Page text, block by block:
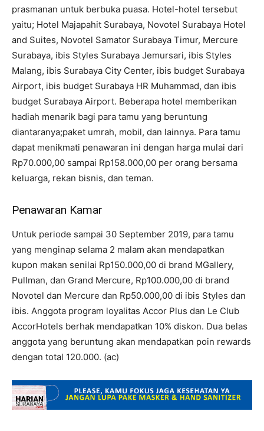
prasmanan untuk berbuka puasa. Hotel-hotel tersebut
yaitu; Hotel Majapahit Surabaya, Novotel Surabaya Hotel
and Suites, Novotel Samator Surabaya Timur, Mercure
Surabaya, ibis Styles Surabaya Jemursari, ibis Styles
Malang, ibis Surabaya City Center, ibis budget Surabaya
Airport, ibis budget Surabaya HR Muhammad, dan ibis
budget Surabaya Airport. Beberapa hotel memberikan
hadiah menarik bagi para tamu yang beruntung
diantaranya;paket umrah, mobil, dan lainnya. Para tamu
dapat menikmati penawaran ini dengan harga mulai dari
Rp70.000,00 sampai Rp158.000,00 per orang bersama
keluarga, rekan bisnis, dan teman.
Penawaran Kamar
Untuk periode sampai 30 September 2019, para tamu
yang menginap selama 2 malam akan mendapatkan
kupon makan senilai Rp150.000,00 di brand MGallery,
Pullman, dan Grand Mercure, Rp100.000,00 di brand
Novotel dan Mercure dan Rp50.000,00 di ibis Styles dan
ibis. Anggota program loyalitas Accor Plus dan Le Club
AccorHotels berhak mendapatkan 10% diskon. Dua belas
anggota yang beruntung akan mendapatkan poin rewards
dengan total 120.000. (ac)